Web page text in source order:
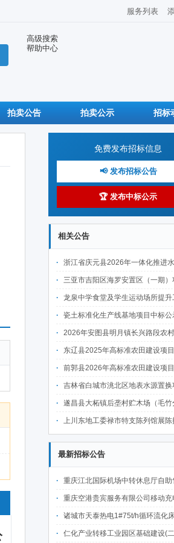
服务列表
高级搜索
帮助中心
拍卖公告 拍卖公示 招标
免费发布招标信息
📢 发布招标公告
🏆 发布中标公示
相关公告
浙江省庆元县2026年一体化推进水土保持工程建设项目(Ⅱ标段
三亚市吉阳区海罗安置区（一期）项目前期物业管理服务
龙泉中学食堂及学生运动场所提升工程中
瓷土标准化生产线基地项目中标公
2026年安图县明月镇长兴路段农村公路建设项目
东辽县2025年高标准农田建设项目(第二批)(新建3万亩、改造提升6万亩 )施肥
前郭县2026年高标准农田建设项目七标段中
吉林省白城市洮北区地表水源置换项目可行性研究报告、勘察设计
遂昌县大柘镇后垄村贮木场（毛竹分解点）中
上川东地工委禄市特支陈列馆展陈提升项目施工标段
最新招标公告
重庆江北国际机场中转休息厅自助售卖机点位公开招
重庆空港贵宾服务有限公司移动充电宝点位资源公开
诸城市天泰热电1#75t/h循环流化床锅炉及配套设施升级改造项目（设计施工一体
仁化产业转移工业园区基础建设(二期)一韶关仁化产业园区工业二路道路及桥梁(西侧扩园段)建设